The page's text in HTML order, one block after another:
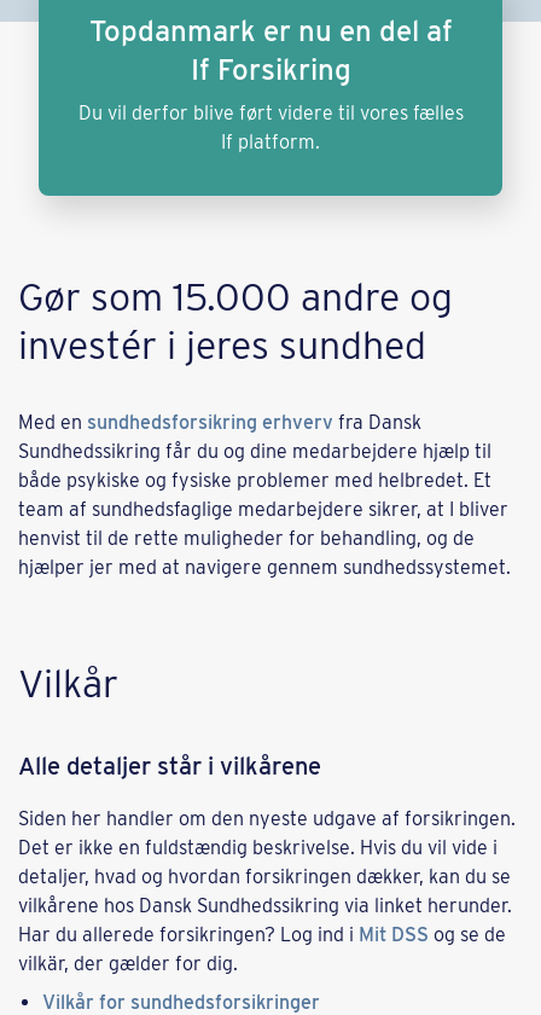
Topdanmark er nu en del af
If Forsikring
Du vil derfor blive ført videre til vores fælles
If platform.
Gør som 15.000 andre og
investér i jeres sundhed
Med en sundhedsforsikring erhverv fra Dansk
Sundhedssikring får du og dine medarbejdere hjælp til
både psykiske og fysiske problemer med helbredet. Et
team af sundhedsfaglige medarbejdere sikrer, at I bliver
henvist til de rette muligheder for behandling, og de
hjælper jer med at navigere gennem sundhedssystemet.
Vilkår
Alle detaljer står i vilkårene
Siden her handler om den nyeste udgave af forsikringen.
Det er ikke en fuldstændig beskrivelse. Hvis du vil vide i
detaljer, hvad og hvordan forsikringen dækker, kan du se
vilkårene hos Dansk Sundhedssikring via linket herunder.
Har du allerede forsikringen? Log ind i Mit DSS og se de
vilkär, der gælder for dig.
Vilkår for sundhedsforsikringer